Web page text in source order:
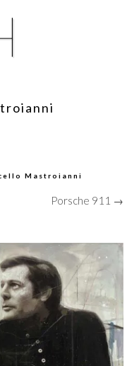
Mastroianni
Porsche 911 →